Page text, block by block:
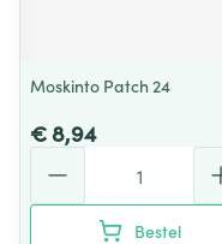
Moskinto Patch 24
€ 8,94
Bestel